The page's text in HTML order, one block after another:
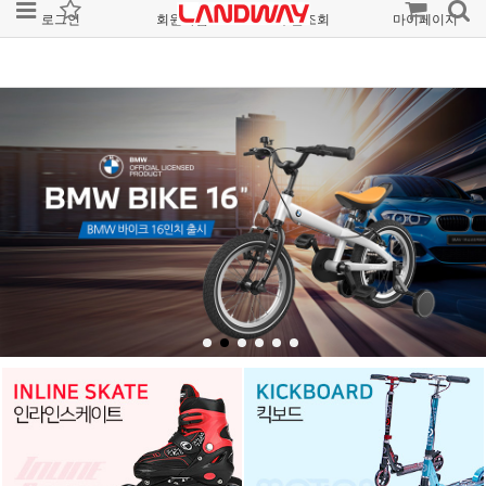
로그인 회원가입 주문조회 마이페이지